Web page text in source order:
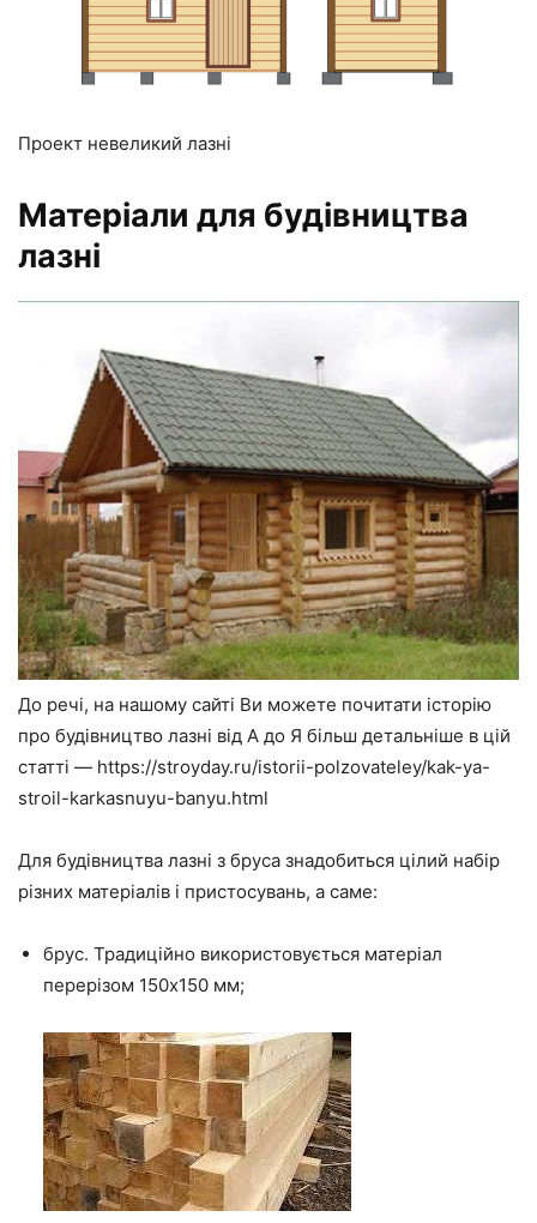
Проект невеликий лазні
Матеріали для будівництва
лазні
До речі, на нашому сайті Ви можете почитати історію
про будівництво лазні від А до Я більш детальніше в цій
статті — https://stroyday.ru/istorii-polzovateley/kak-ya-
stroil-karkasnuyu-banyu.html
Для будівництва лазні з бруса знадобиться цілий набір
різних матеріалів і пристосувань, а саме:
брус. Традиційно використовується матеріал
перерізом 150х150 мм;